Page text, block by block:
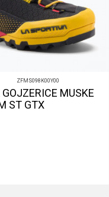
ZFMS098K00Y00
MUSKE
ST GTX